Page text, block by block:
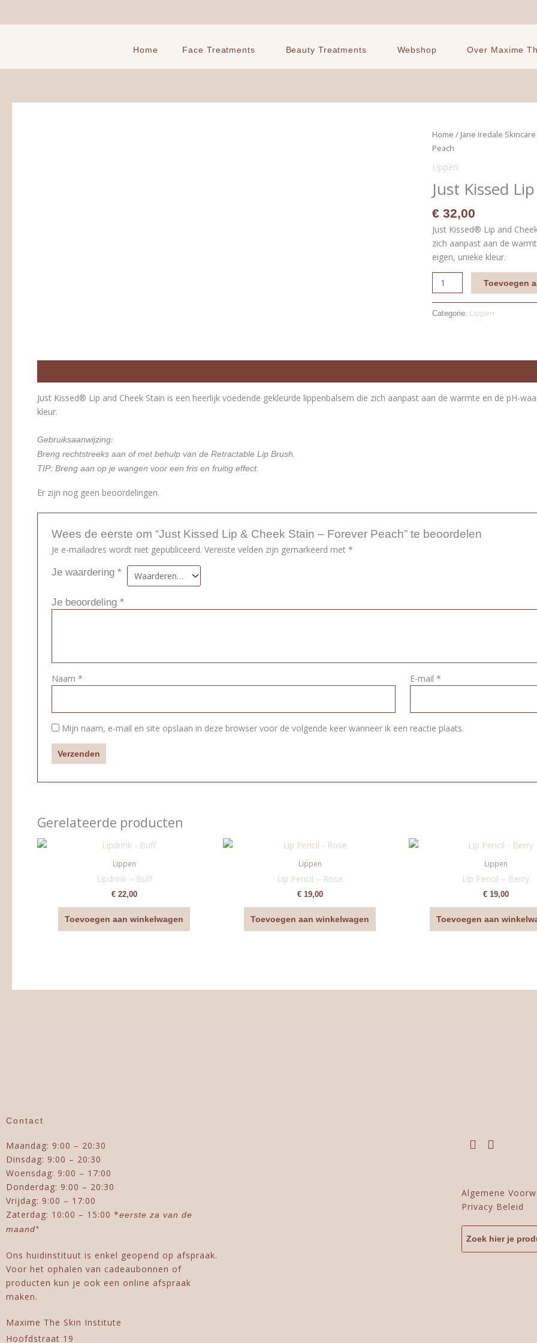
Home Face Treatments Beauty Treatments Webshop Over Maxime
Home / Jane Iredale
Peach
Lippen
Just Kissed
€32,00
Just Kissed® Lip and
zich aanpast aan de
eigen, unieke kleur.
Just
Kissed
Lip
Cheek
-
Forever
Peach
aantal
Toevoegen
Categorie: Lippen
Just Kissed® Lip and Cheek Stain is een heerlijk voedende gekleurde lippenbalsem die zich aanpast aan de warmte en de pH-
kleur.
Gebruiksaanwijzing:
Breng rechtstreeks aan of met behulp van de Retractable Lip Brush.
TIP: Breng aan op je wangen voor een fris en fruitig effect.
Er zijn nog geen beoordelingen.
Wees de eerste om “Just Kissed Lip & Cheek Stain – Forever Peach” te beoordelen
Je e-mailadres wordt niet gepubliceerd. Vereiste velden zijn gemarkeerd met*
Je waardering*
Je beoordeling*
Naam* E-mail *
Mijn naam, e-mail en site opslaan in deze browser voor de volgende keer wanneer ik een reactie plaats.
Gerelateerde producten
Lippen
Lipdrink – Buff
€22,00
Toevoegen aan winkelwagen
Lippen
Lip Pencil – Rose
€19,00
Toevoegen aan winkelwagen
Lippen
Lip Pencil – Berry
€19,00
Toevoegen aan
Contact
Maandag: 9:00 – 20:30
Dinsdag: 9:00 – 20:30
Woensdag: 9:00 – 17:00
Donderdag: 9:00 – 20:30
Vrijdag: 9:00 – 17:00
Zaterdag: 10:00 – 15:00 *eerste za van de
maand*
Ons huidinstituut is enkel geopend op afspraak.
Voor het ophalen van cadeaubonnen of
producten kun je ook een online afspraak
maken.
Maxime The Skin Institute
Hoofdstraat 19
Algemene
Privacy Beleid